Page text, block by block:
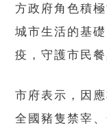
方政府角色積
城市生活的基
疫，守護市民餐
市府表示，因
全國豬隻禁宰